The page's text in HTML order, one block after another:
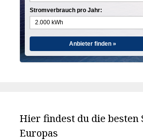
Stromverbrauch pro Jahr:
Anbieter finden »
Hier findest du die besten
Europas